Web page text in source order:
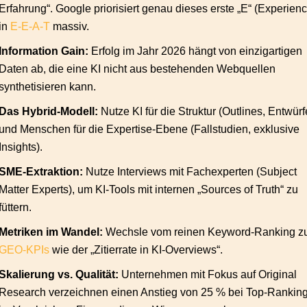
Erfahrung“. Google priorisiert genau dieses erste „E“
in E-E-A-T massiv.
Information Gain: Erfolg im Jahr 2026 hängt von einzigartigen
Daten ab, die eine KI nicht aus bestehenden Webquellen
kann.
Das Hybrid-Modell: Nutze KI für die Struktur (Outlines,
und Menschen für die Expertise-Ebene (Fallstudien, exklusive
Insights).
Extraktion: Nutze Interviews mit Fachexperten (Subject
Matter Experts), um KI-Tools mit internen „Sources of Truth“ zu
Metriken im Wandel: Wechsle vom reinen Keyword-Ranking
KPIs wie der „Zitierrate in KI-Overviews“.
vs. Qualität: Unternehmen mit Fokus auf Original
Research verzeichnen einen Anstieg von 25 % bei Top-